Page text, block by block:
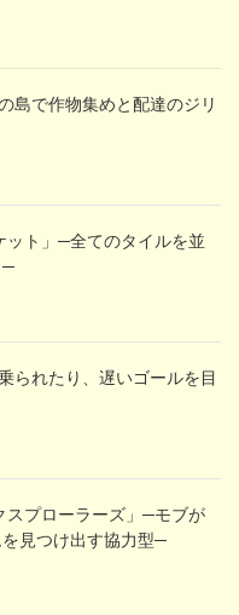
島で作物集めと配達のジリ
ット」─全てのタイルを並
─
られたり、遅いゴールを目
スプローラーズ」─モブが
見つけ出す協力型─